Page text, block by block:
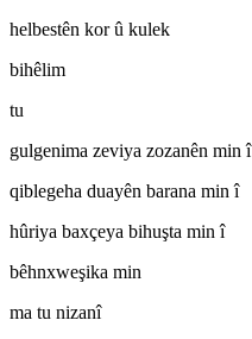
helbestên kor û kulek
bihêlim
tu
gulgenima zeviya zozanên min î
qiblegeha duayên barana min î
hûriya baxçeya bihuşta min î
bêhnxweşika min
ma tu nizanî